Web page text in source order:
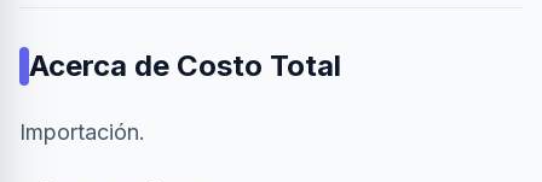
Acerca de Costo Total
Importación.